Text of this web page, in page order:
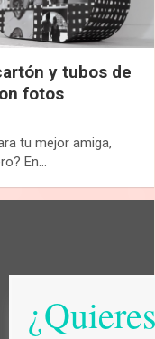
y tubos de
fotos
tu mejor amiga,
En…